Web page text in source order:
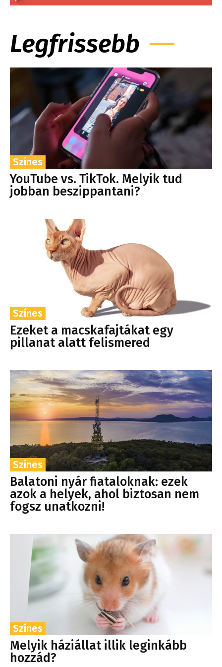
Legfrissebb
Színes
YouTube vs. TikTok. Melyik tud
jobban beszippantani?
Színes
Ezeket a macskafajtákat egy
pillanat alatt felismered
Színes
Balatoni nyár fiataloknak: ezek
azok a helyek, ahol biztosan nem
fogsz unatkozni!
Színes
Melyik háziállat illik leginkább
hozzád?